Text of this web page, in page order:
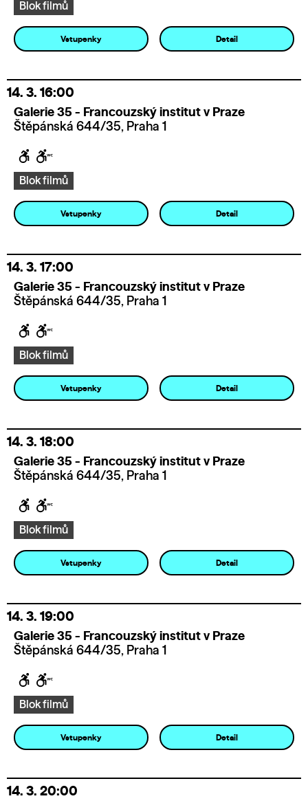
Blok filmů
Vstupenky Detail
14. 3. 16:00
Galerie 35 - Francouzský institut v Praze
Štěpánská 644/35, Praha 1
Blok filmů
Vstupenky Detail
14. 3. 17:00
Galerie 35 - Francouzský institut v Praze
Štěpánská 644/35, Praha 1
Blok filmů
Vstupenky Detail
14. 3. 18:00
Galerie 35 - Francouzský institut v Praze
Štěpánská 644/35, Praha 1
Blok filmů
Vstupenky Detail
14. 3. 19:00
Galerie 35 - Francouzský institut v Praze
Štěpánská 644/35, Praha 1
Blok filmů
Vstupenky Detail
14. 3. 20:00